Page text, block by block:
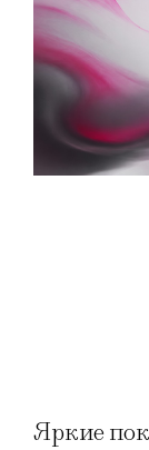
Яркие